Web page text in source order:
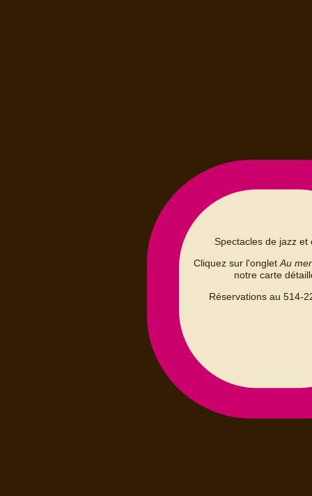
Spectacles de jazz et
Cliquez sur l'onglet Au
notre carte
Réservations au 514-